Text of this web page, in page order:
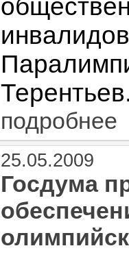
подробнее
25.05.2009
Госдума